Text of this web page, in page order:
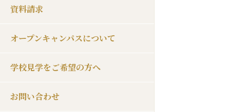
資料請求
オープンキャンパスについて
学校見学をご希望の方へ
お問い合わせ